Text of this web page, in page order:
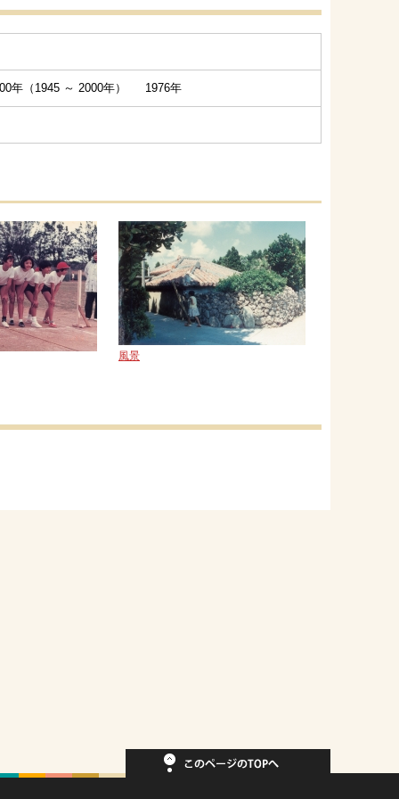
年（1945 ～ 2000年） 1976年
風景